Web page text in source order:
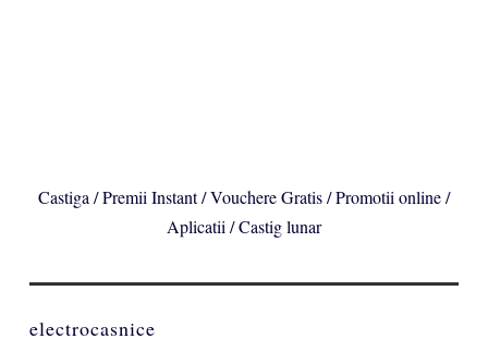
Castiga / Premii Instant / Vouchere Gratis / Promotii online /
Aplicatii / Castig lunar
electrocasnice